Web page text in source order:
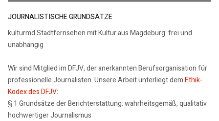
JOURNALISTISCHE GRUNDSÄTZE
kulturmd Stadtfernsehen mit Kultur aus Magdeburg: frei und
unabhängig
Wir sind Mitglied im DFJV, der anerkannten Berufsorganisation für
professionelle Journalisten. Unsere Arbeit unterliegt demEthik-
Kodex des DFJV:
§ 1 Grundsätze der Berichterstattung: wahrheitsgemäß, qualitativ
hochwertiger Journalismus